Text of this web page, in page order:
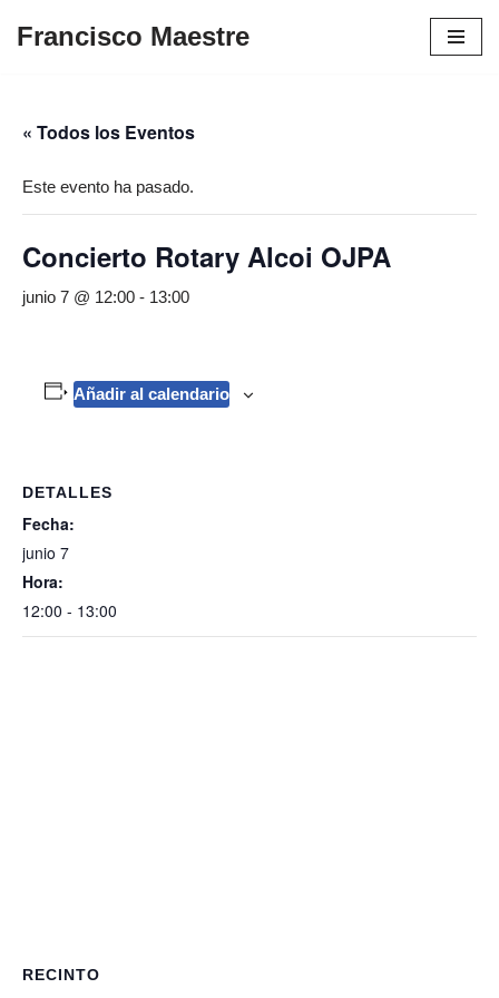
Francisco Maestre
« Todos los Eventos
Este evento ha pasado.
Concierto Rotary Alcoi OJPA
junio 7 @ 12:00 - 13:00
Añadir al calendario
DETALLES
Fecha:
junio 7
Hora:
12:00 - 13:00
RECINTO